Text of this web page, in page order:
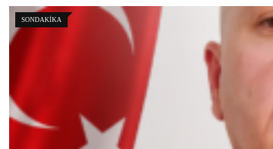
GÜNDEM